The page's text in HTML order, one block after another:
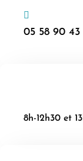
05 58 90 43
8h-12h30 et